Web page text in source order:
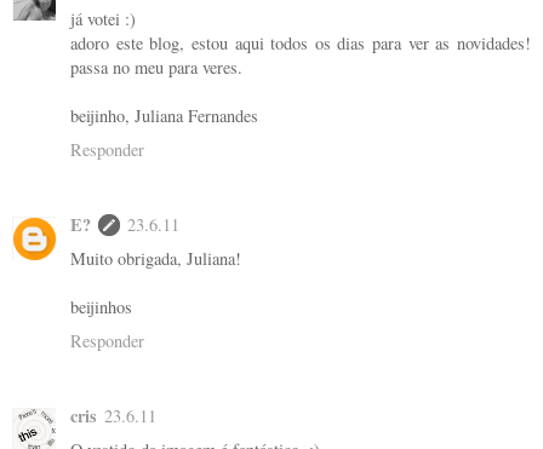
já votei :)
adoro este blog, estou aqui todos os dias para ver as novidades!
passa no meu para veres.
beijinho, Juliana Fernandes
Responder
E?
23.6.11
Muito obrigada, Juliana!
beijinhos
Responder
cris 23.6.11